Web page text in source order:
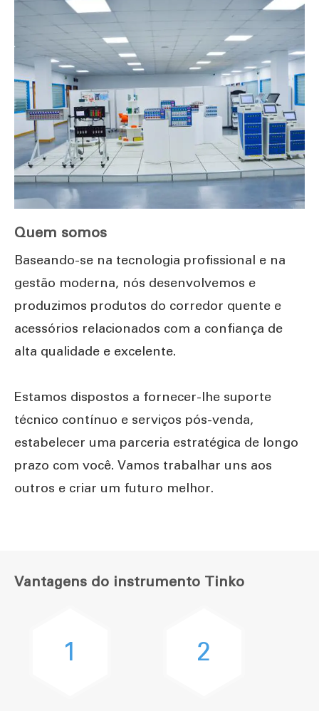
Quem somos
Baseando-se na tecnologia profissional e na
gestão moderna, nós desenvolvemos e
produzimos produtos do corredor quente e
acessórios relacionados com a confiança de
alta qualidade e excelente.
Estamos dispostos a fornecer-lhe suporte
técnico contínuo e serviços pós-venda,
estabelecer uma parceria estratégica de longo
prazo com você. Vamos trabalhar uns aos
outros e criar um futuro melhor.
Vantagens do instrumento Tinko
1 2